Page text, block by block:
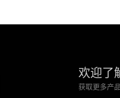
欢迎了
获取更多产